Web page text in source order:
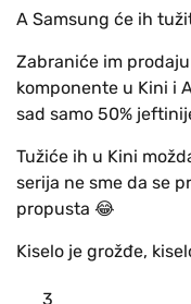
A Samsung će ih
Zabraniće im
komponente u Kini i
sad samo 50%
Tužiće ih u Kini
serija ne sme da se
propusta 😂
Kiselo je grožđe,
3